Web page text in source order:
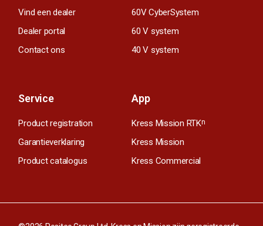
Vind een dealer
Dealer portal
Contact ons
60V CyberSystem
60 V system
40 V system
Service
Product registration
Garantieverklaring
Product catalogus
App
Kress Mission RTKn
Kress Mission
Kress Commercial